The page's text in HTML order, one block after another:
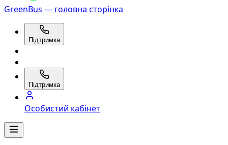
GreenBus — головна сторінка
Підтримка
Підтримка
Особистий кабінет